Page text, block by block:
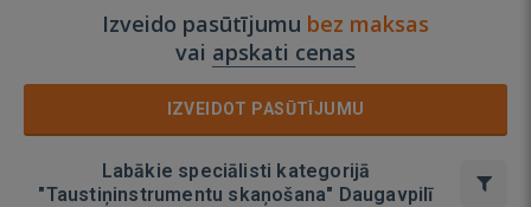
Izveido pasūtījumu bez maksas
vai apskati cenas
IZVEIDOT PASŪTĪJUMU
Labākie speciālisti kategorijā
"Taustiņinstrumentu skaņošana" Daugavpilī